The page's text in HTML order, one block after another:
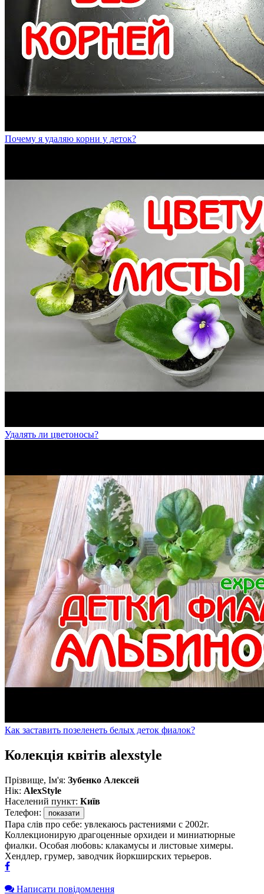
Почему я удаляю корни у деток?
Удалять ли цветоносы?
Как заставить позеленеть белых деток фиалок?
Колекція квітів alexstyle
Прізвище, Ім'я: Зубенко Алексей
Нік: AlexStyle
Населений пункт: Київ
Телефон:
показати
Пара слів про себе: увлекаюсь растениями с 2002г.
Коллекционирую драгоценные орхидеи и миниатюрные
фиалки. Особая любовь: клакамусы и листовые химеры.
Хендлер, грумер, заводчик йоркширских терьеров.
Написати повідомлення